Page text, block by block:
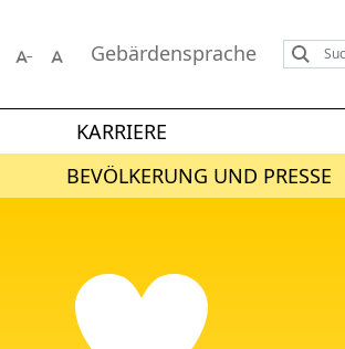
Gebärdensprache
KARRIERE
BEVÖLKERUNG UND PRESSE